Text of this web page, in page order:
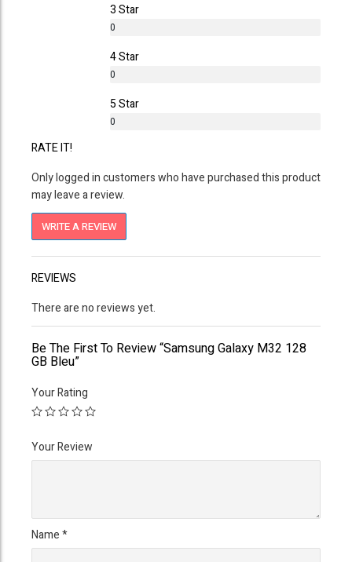
3 Star
0
4 Star
0
5 Star
0
RATE IT!
Only logged in customers who have purchased this product
may leave a review.
WRITE A REVIEW
REVIEWS
There are no reviews yet.
Be The First To Review “Samsung Galaxy M32 128
GB Bleu”
Your Rating
Your Review
Name*